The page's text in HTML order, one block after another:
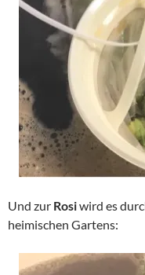
Und zur Rosiwird es
heimischen Gartens: